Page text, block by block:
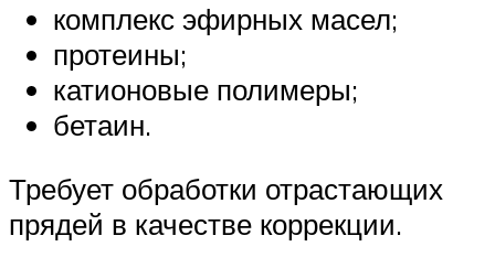
комплекс эфирных масел;
протеины;
катионовые полимеры;
бетаин.
Требует обработки отрастающих
прядей в качестве коррекции.